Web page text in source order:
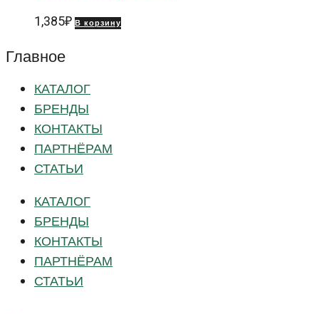
1,385₽ В корзину
Главное
КАТАЛОГ
БРЕНДЫ
КОНТАКТЫ
ПАРТНЁРАМ
СТАТЬИ
КАТАЛОГ
БРЕНДЫ
КОНТАКТЫ
ПАРТНЁРАМ
СТАТЬИ